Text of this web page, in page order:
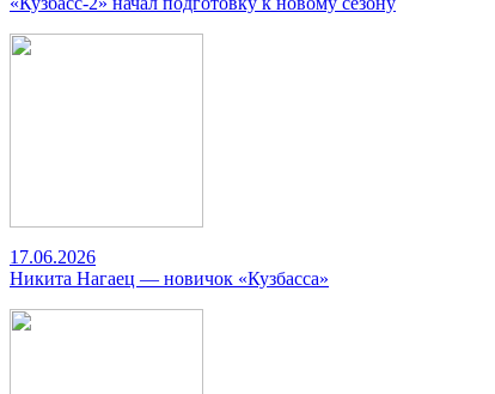
17.06.2026
Никита Нагаец — новичок «Кузбасса»